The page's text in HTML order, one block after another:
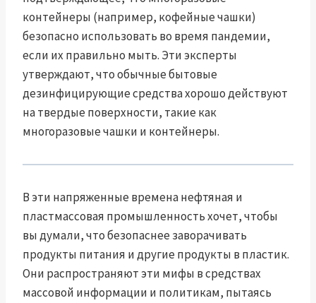
контейнеры (например, кофейные чашки)
безопасно использовать во время пандемии,
если их правильно мыть. Эти эксперты
утверждают, что обычные бытовые
дезинфицирующие средства хорошо действуют
на твердые поверхности, такие как
многоразовые чашки и контейнеры.
В эти напряженные времена нефтяная и
пластмассовая промышленность хочет, чтобы
вы думали, что безопаснее заворачивать
продукты питания и другие продукты в пластик.
Они распространяют эти мифы в средствах
массовой информации и политикам, пытаясь